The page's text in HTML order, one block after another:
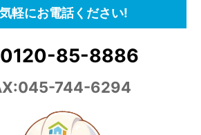
軽にお電話ください!
0120-85-8886
744-6294